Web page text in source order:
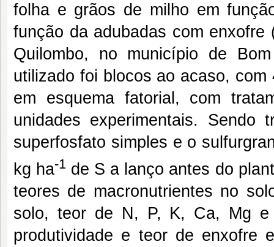
folha e grãos de milho em
função da adubadas com
Quilombo, no município de
utilizado foi blocos ao acaso,
em esquema fatorial, com
unidades experimentais.
superfosfato simples e o
kg ha-1 de S a lanço antes do
teores de macronutrientes no
solo, teor de N, P, K, Ca, Mg
produtividade e teor de enxofre